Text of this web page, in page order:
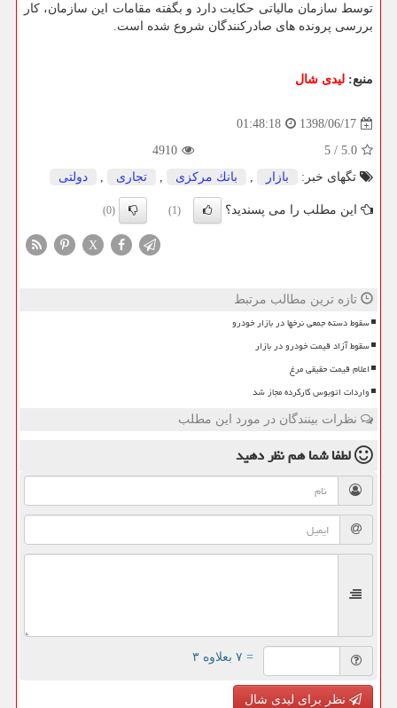
توسط سازمان مالیاتی حكایت دارد و بگفته مقامات این سازمان، كار
بررسی پرونده های صادركنندگان شروع شده است.
منبع: لیدی شال
1398/06/17
01:48:18
5.0
/
5
4910
تگهای خبر:
بازار , بانك مركزی , تجاری , دولتی
این مطلب را می پسندید؟ (1)
(0)
X
تازه ترین مطالب مرتبط
سقوط دسته جمعی نرخها در بازار خودرو
سقوط آزاد قیمت خودرو در بازار
اعلام قیمت حقیقی مرغ
واردات اتوبوس کارکرده مجاز شد
نظرات بینندگان در مورد این مطلب
لطفا شما همنظر دهید
= ۷ بعلاوه ۳
نظر برای لیدی شال